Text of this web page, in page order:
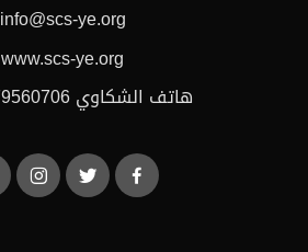
info@scs-ye.org
www.scs-ye.org
هاتف الشكاوي 00967779560706